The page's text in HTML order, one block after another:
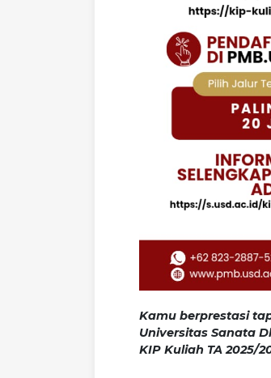
Kamu berprestasi
Universitas Sanata
KIP Kuliah TA 2025/